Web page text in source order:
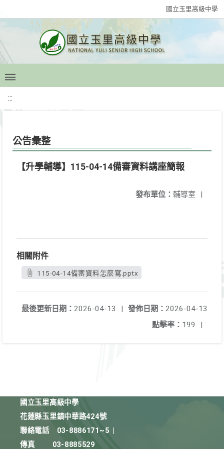
國立玉里高級中學
:::
公告彙整
【升學輔導】115-04-14備審資料講座簡報
發布單位： 輔導室 |
相關附件
115-04-14備審資料怎麼寫.pptx
發佈日期： 2026-04-13
最後更新日期： 2026-04-13
|
點擊率： 199 |
國立玉里高級中學
花蓮縣玉里鎮中華路424號
聯絡電話
03-8886171~5
傳真
03-8885529